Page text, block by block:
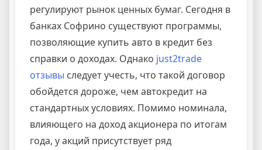
регулируют рынок ценных бумаг. Сегодня в
банках Софрино существуют программы,
позволяющие купить авто в кредит без
справки о доходах. Однако just2trade
отзывы следует учесть, что такой договор
обойдется дороже, чем автокредит на
стандартных условиях. Помимо номинала,
влияющего на доход акционера по итогам
года, у акций присутствует ряд